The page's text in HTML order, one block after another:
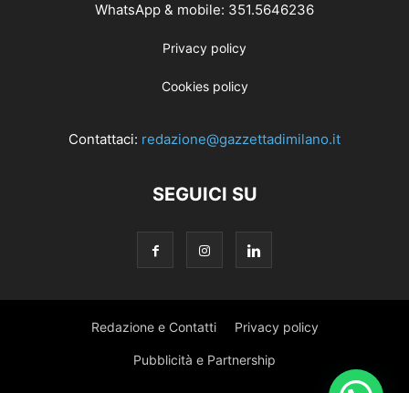
WhatsApp & mobile: 351.5646236
Privacy policy
Cookies policy
Contattaci: redazione@gazzettadimilano.it
SEGUICI SU
Redazione e Contatti Privacy policy
Pubblicità e Partnership